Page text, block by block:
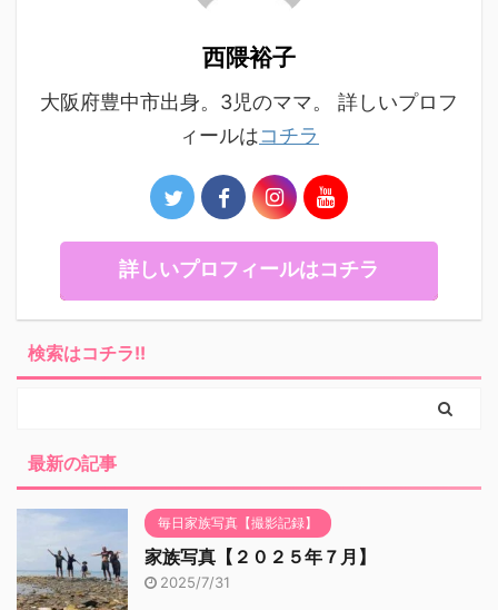
西隈裕子
大阪府豊中市出身。3児のママ。 詳しいプロフ
ィールはコチラ
詳しいプロフィールはコチラ
検索はコチラ!!
最新の記事
毎日家族写真【撮影記録】
家族写真【２０２５年７月】
2025/7/31